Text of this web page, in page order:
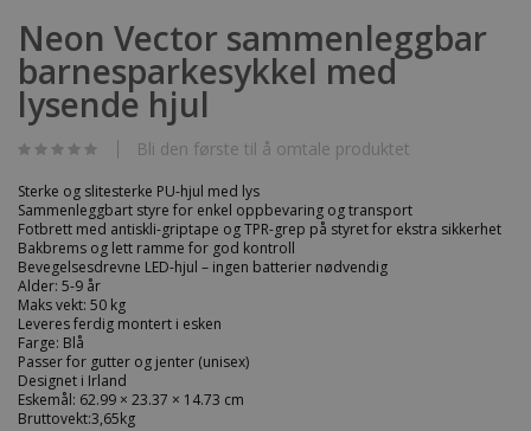
til
begynnelsen
av
bildegalleri
Neon Vector sammenleggbar
barnesparkesykkel med
lysende hjul
Bli den første til å omtale produktet
Sterke og slitesterke PU-hjul med lys
Sammenleggbart styre for enkel oppbevaring og transport
Fotbrett med antiskli-griptape og TPR-grep på styret for ekstra sikkerhet
Bakbrems og lett ramme for god kontroll
Bevegelsesdrevne LED-hjul – ingen batterier nødvendig
Alder: 5-9 år
Maks vekt: 50 kg
Leveres ferdig montert i esken
Farge: Blå
Passer for gutter og jenter (unisex)
Designet i Irland
Eskemål: 62.99 × 23.37 × 14.73 cm
Bruttovekt:3,65kg